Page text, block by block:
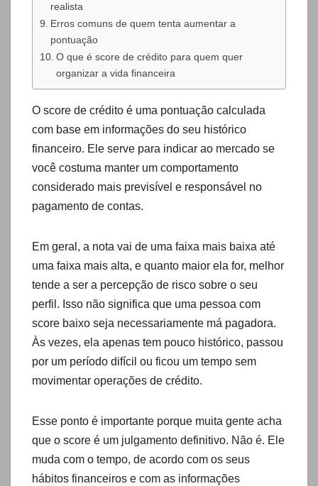
realista
Erros comuns de quem tenta aumentar a
pontuação
O que é score de crédito para quem quer
organizar a vida financeira
O score de crédito é uma pontuação calculada
com base em informações do seu histórico
financeiro. Ele serve para indicar ao mercado se
você costuma manter um comportamento
considerado mais previsível e responsável no
pagamento de contas.
Em geral, a nota vai de uma faixa mais baixa até
uma faixa mais alta, e quanto maior ela for, melhor
tende a ser a percepção de risco sobre o seu
perfil. Isso não significa que uma pessoa com
score baixo seja necessariamente má pagadora.
Às vezes, ela apenas tem pouco histórico, passou
por um período difícil ou ficou um tempo sem
movimentar operações de crédito.
Esse ponto é importante porque muita gente acha
que o score é um julgamento definitivo. Não é. Ele
muda com o tempo, de acordo com os seus
hábitos financeiros e com as informações